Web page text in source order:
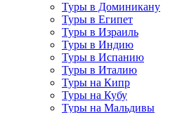
Туры в Доминикану
Туры в Египет
Туры в Израиль
Туры в Индию
Туры в Испанию
Туры в Италию
Туры на Кипр
Туры на Кубу
Туры на Мальдивы